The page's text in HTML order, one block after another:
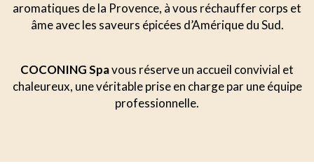
aromatiques de la Provence, à vous réchauffer corps et
âme avec les saveurs épicées d’Amérique du Sud.
COCONING Spavous réserve un accueil convivial et
chaleureux, une véritable prise en charge par une équipe
professionnelle.